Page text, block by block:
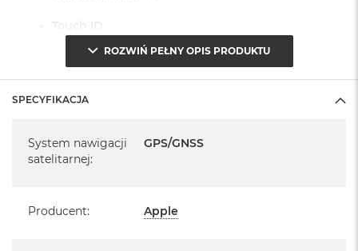
Touch ID
Czujniki
oświetlenia zewnętrznego
System operacyjny iPadOS 18
ROZWIŃ PEŁNY OPIS PRODUKTU
SPECYFIKACJA
System nawigacji
satelitarnej:
GPS/GNSS
Producent: Apple